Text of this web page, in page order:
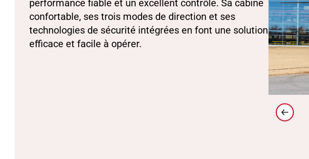
performance fiable et un excellent contrôle. Sa cabine
confortable, ses trois modes de direction et ses
technologies de sécurité intégrées en font une solution
efficace et facile à opérer.